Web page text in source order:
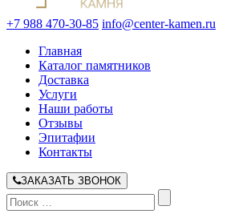
+7 988 470-30-85 info@center-kamen.ru
Главная
Каталог памятников
Доставка
Услуги
Наши работы
Отзывы
Эпитафии
Контакты
ЗАКАЗАТЬ ЗВОНОК